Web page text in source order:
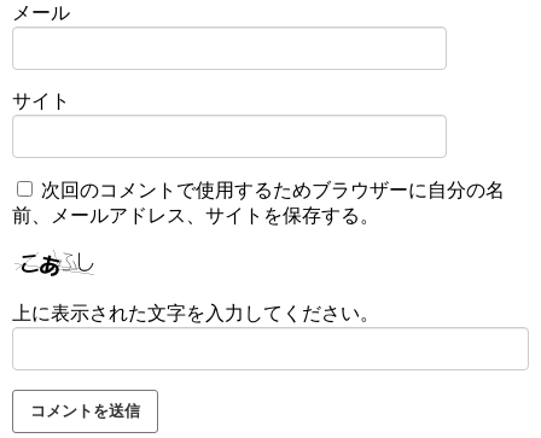
メール
サイト
次回のコメントで使用するためブラウザーに自分の名
前、メールアドレス、サイトを保存する。
上に表示された文字を入力してください。